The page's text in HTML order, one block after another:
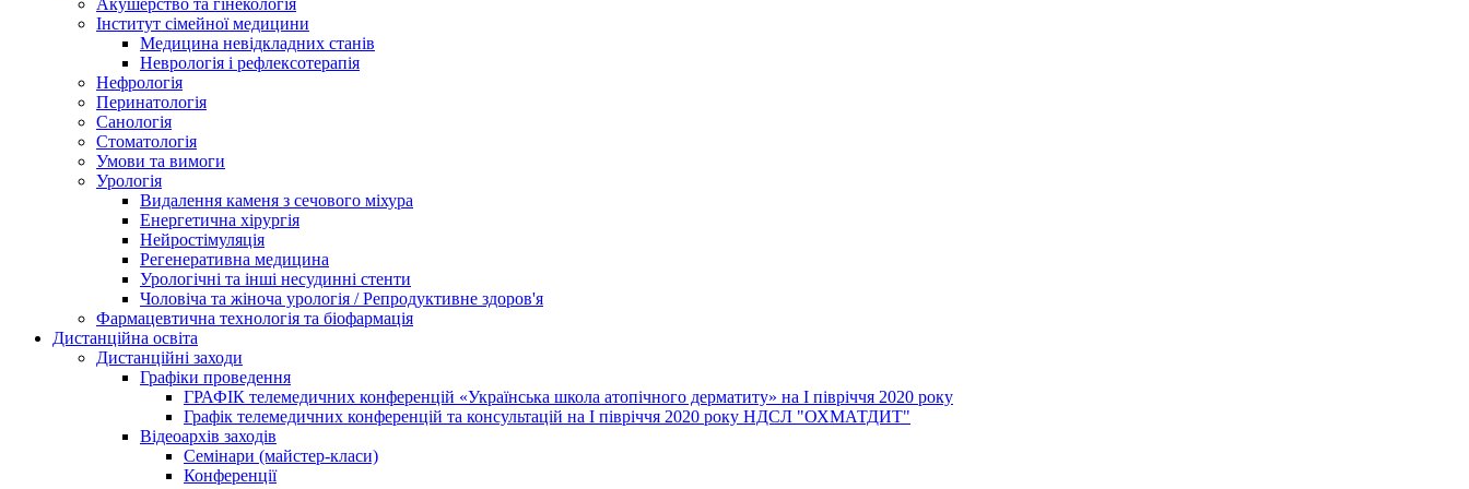
Акушерство та гінекологія
Інститут сімейної медицини
Медицина невідкладних станів
Неврологія і рефлексотерапія
Нефрологія
Перинатологія
Санологія
Стоматологія
Умови та вимоги
Урологія
Видалення каменя з сечового міхура
Енергетична хірургія
Нейростімуляція
Регенеративна медицина
Урологічні та інші несудинні стенти
Чоловіча та жіноча урологія / Репродуктивне здоров'я
Фармацевтична технологія та біофармація
Дистанційна освіта
Дистанційні заходи
Графіки проведення
ГРАФІК телемедичних конференцій «Українська школа атопічного дерматиту» на І півріччя 2020 року
Графік телемедичних конференцій та консультацій на І півріччя 2020 року НДСЛ "ОХМАТДИТ"
Відеоархів заходів
Семінари (майстер-класи)
Конференції